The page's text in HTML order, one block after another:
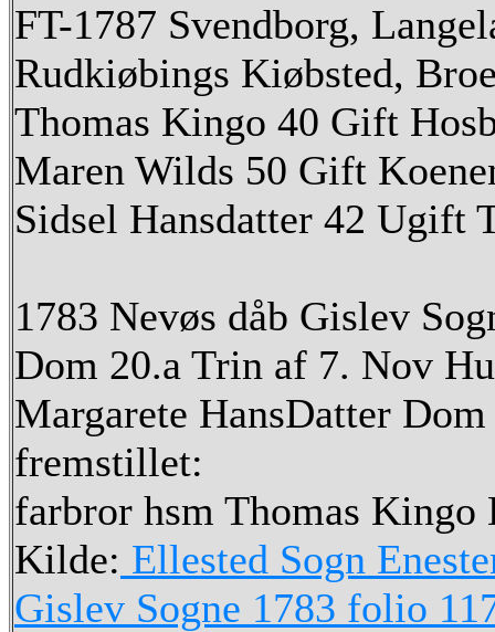
FT-1787 Svendborg,
Rudkiøbings Kiøbsted,
Thomas Kingo 40 Gift
Maren Wilds 50 Gift
Sidsel Hansdatter 42 Ugift
1783 Nevøs dåb Gislev
Dom 20.a Trin af 7. Nov
Margarete HansDatter
fremstillet:
farbror hsm Thomas
Kilde: Ellested Sogn
Gislev Sogne 1783 folio